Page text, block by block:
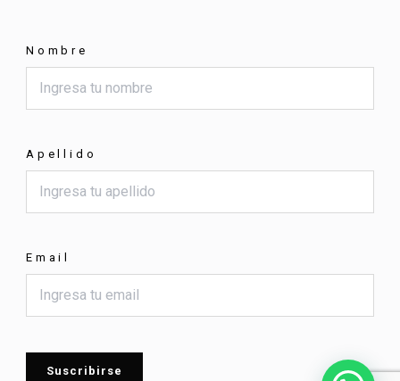
Nombre
Apellido
Email
Suscribirse